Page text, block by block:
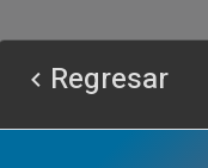
Regresar